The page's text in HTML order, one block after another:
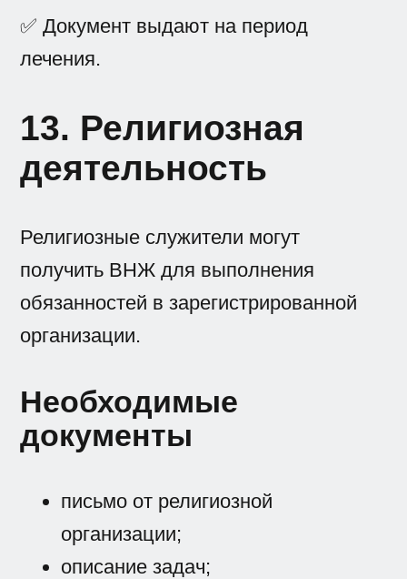
✅ Документ выдают на период
лечения.
13. Религиозная
деятельность
Религиозные служители могут
получить ВНЖ для выполнения
обязанностей в зарегистрированной
организации.
Необходимые
документы
письмо от религиозной
организации;
описание задач;